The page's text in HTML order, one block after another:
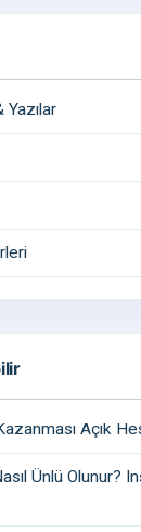
Yazılar
Açık
Ünlü Olunur?